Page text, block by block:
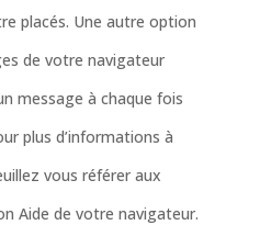
placés. Une autre option
de votre navigateur
message à chaque fois
plus d’informations à
vous référer aux
Aide de votre navigateur.